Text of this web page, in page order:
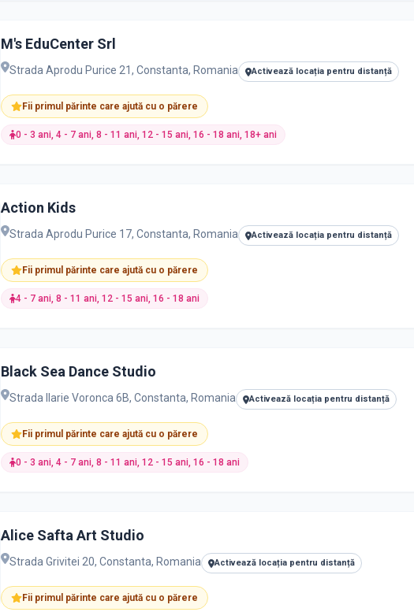
M's EduCenter Srl
Strada Aprodu Purice 21, Constanta, Romania Activează locația pentru distanță
Fii primul părinte care ajută cu o părere
0 - 3 ani, 4 - 7 ani, 8 - 11 ani, 12 - 15 ani, 16 - 18 ani, 18+ ani
Action Kids
Strada Aprodu Purice 17, Constanta, Romania Activează locația pentru distanță
Fii primul părinte care ajută cu o părere
4 - 7 ani, 8 - 11 ani, 12 - 15 ani, 16 - 18 ani
Black Sea Dance Studio
Strada Ilarie Voronca 6B, Constanta, Romania Activează locația pentru distanță
Fii primul părinte care ajută cu o părere
0 - 3 ani, 4 - 7 ani, 8 - 11 ani, 12 - 15 ani, 16 - 18 ani
Alice Safta Art Studio
Strada Grivitei 20, Constanta, Romania Activează locația pentru distanță
Fii primul părinte care ajută cu o părere